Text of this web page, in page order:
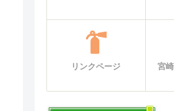
リンクページ
宮